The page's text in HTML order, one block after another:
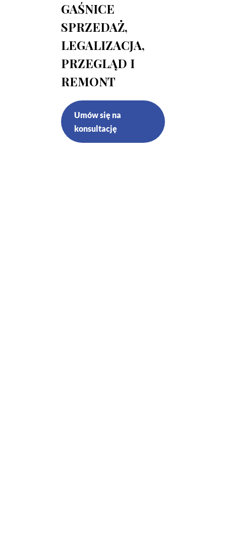
GAŚNICE
SPRZEDAŻ,
LEGALIZACJA,
PRZEGLĄD I
REMONT
Umów się na
konsultację